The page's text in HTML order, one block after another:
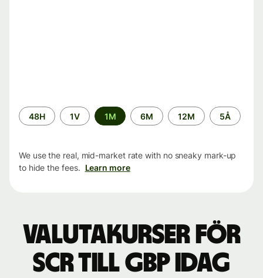
Time
period
48H 1V 1M 6M 12M 5Å
We use the real, mid-market rate with no sneaky mark-up
to hide the fees. Learn more
Valutakurser för
SCR till GBP idag